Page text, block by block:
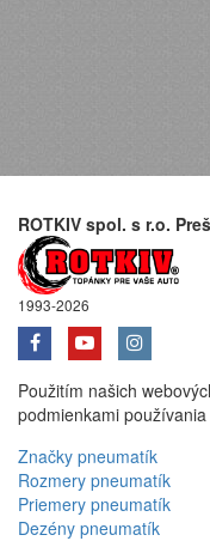
ROTKIV spol. s r.o.
1993-2026
Použitím našich
podmienkami
Značky pneumatík
Rozmery pneumatík
Priemery pneumatík
Dezény pneumatík